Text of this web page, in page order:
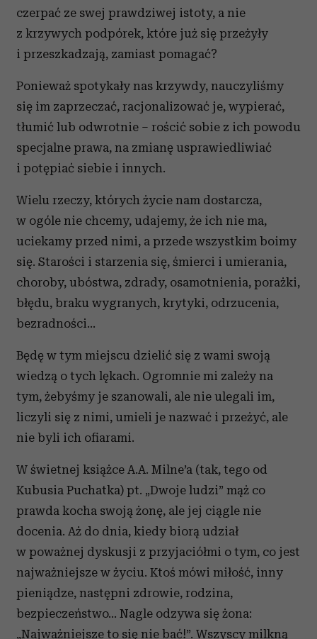
czerpać ze swej prawdziwej istoty, a nie
z krzywych podpórek, które już się przeżyły
i przeszkadzają, zamiast pomagać?
Ponieważ spotykały nas krzywdy, nauczyliśmy
się im zaprzeczać, racjonalizować je, wypierać,
tłumić lub odwrotnie – rościć sobie z ich powodu
specjalne prawa, na zmianę usprawiedliwiać
i potępiać siebie i innych.
Wielu rzeczy, których życie nam dostarcza,
w ogóle nie chcemy, udajemy, że ich nie ma,
uciekamy przed nimi, a przede wszystkim boimy
się. Starości i starzenia się, śmierci i umierania,
choroby, ubóstwa, zdrady, osamotnienia, porażki,
błędu, braku wygranych, krytyki, odrzucenia,
bezradności…
Będę w tym miejscu dzielić się z wami swoją
wiedzą o tych lękach. Ogromnie mi zależy na
tym, żebyśmy je szanowali, ale nie ulegali im,
liczyli się z nimi, umieli je nazwać i przeżyć, ale
nie byli ich ofiarami.
W świetnej książce A.A. Milne’a (tak, tego od
Kubusia Puchatka) pt. „Dwoje ludzi” mąż co
prawda kocha swoją żonę, ale jej ciągle nie
docenia. Aż do dnia, kiedy biorą udział
w poważnej dyskusji z przyjaciółmi o tym, co jest
najważniejsze w życiu. Ktoś mówi miłość, inny
pieniądze, następni zdrowie, rodzina,
bezpieczeństwo… Nagle odzywa się żona:
„Najważniejsze to się nie bać!”. Wszyscy milkną